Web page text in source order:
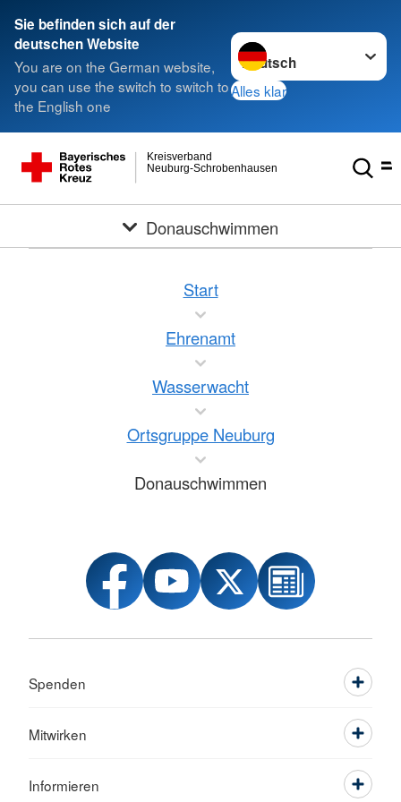
Sie befinden sich auf der
deutschen Website
You are on the German website,
you can use the switch to switch to
the English one
Sprache wechseln zu
Alles klar
Neuburg-Schrobenhausen
Kreisverband
Donauschwimmen
Start
Ehrenamt
Wasserwacht
Ortsgruppe Neuburg
Donauschwimmen
Spenden
Mitwirken
Informieren